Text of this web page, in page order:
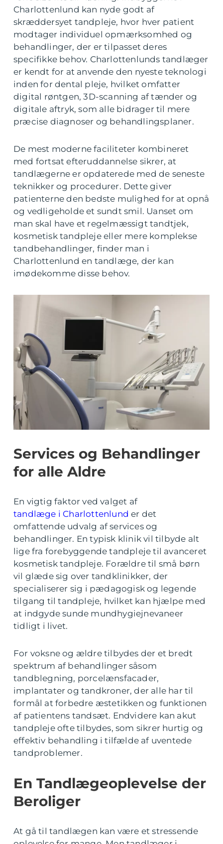
Charlottenlund kan nyde godt af
skræddersyet tandpleje, hvor hver patient
modtager individuel opmærksomhed og
behandlinger, der er tilpasset deres
specifikke behov. Charlottenlunds tandlæger
er kendt for at anvende den nyeste teknologi
inden for dental pleje, hvilket omfatter
digital røntgen, 3D-scanning af tænder og
digitale aftryk, som alle bidrager til mere
præcise diagnoser og behandlingsplaner.
De mest moderne faciliteter kombineret
med fortsat efteruddannelse sikrer, at
tandlægerne er opdaterede med de seneste
teknikker og procedurer. Dette giver
patienterne den bedste mulighed for at opnå
og vedligeholde et sundt smil. Uanset om
man skal have et regelmæssigt tandtjek,
kosmetisk tandpleje eller mere komplekse
tandbehandlinger, finder man i
Charlottenlund en tandlæge, der kan
imødekomme disse behov.
Services og Behandlinger
for alle Aldre
En vigtig faktor ved valget af
tandlæge i Charlottenlund er det
omfattende udvalg af services og
behandlinger. En typisk klinik vil tilbyde alt
lige fra forebyggende tandpleje til avanceret
kosmetisk tandpleje. Forældre til små børn
vil glæde sig over tandklinikker, der
specialiserer sig i pædagogisk og legende
tilgang til tandpleje, hvilket kan hjælpe med
at indgyde sunde mundhygiejnevaneer
tidligt i livet.
For voksne og ældre tilbydes der et bredt
spektrum af behandlinger såsom
tandblegning, porcelænsfacader,
implantater og tandkroner, der alle har til
formål at forbedre æstetikken og funktionen
af patientens tandsæt. Endvidere kan akut
tandpleje ofte tilbydes, som sikrer hurtig og
effektiv behandling i tilfælde af uventede
tandproblemer.
En Tandlægeoplevelse der
Beroliger
At gå til tandlægen kan være et stressende